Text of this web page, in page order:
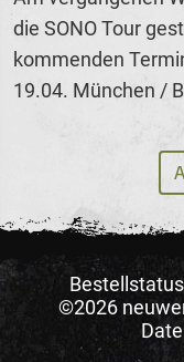
die SONO Tour
kommenden
19.04. München /
Bestellstatus
©2026